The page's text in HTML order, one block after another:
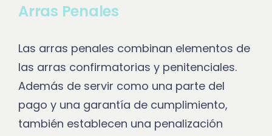
Arras Penales
Las arras penales combinan elementos de
las arras confirmatorias y penitenciales.
Además de servir como una parte del
pago y una garantía de cumplimiento,
también establecen una penalización